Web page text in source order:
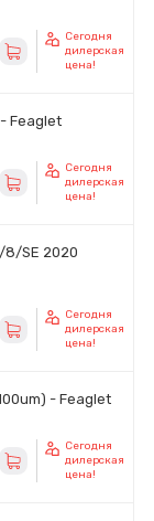
Сегодня
дилерская
цена!
Feaglet
Сегодня
дилерская
цена!
8/SE 2020
Сегодня
дилерская
цена!
- Feaglet
Сегодня
дилерская
цена!